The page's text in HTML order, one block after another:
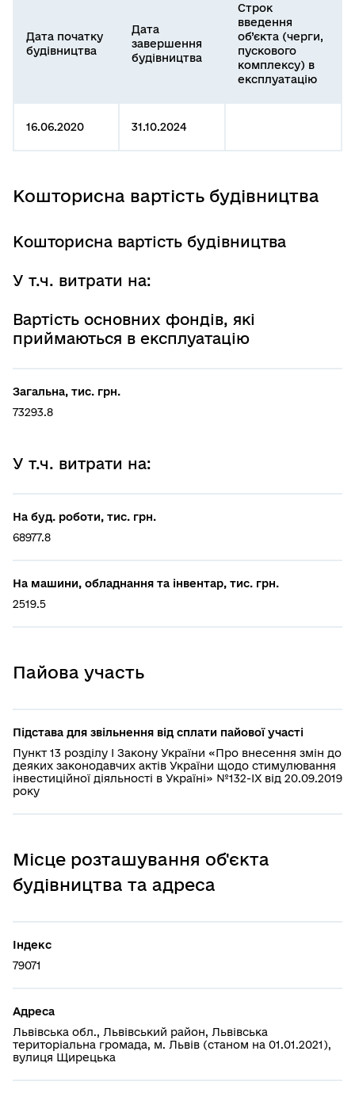
Дата початку
будівництва
Дата
завершення
будівництва
Строк
введення
об’єкта (черги,
пускового
комплексу) в
експлуатацію
16.06.2020 31.10.2024
Кошторисна вартість будівництва
Кошторисна вартість будівництва
У т.ч. витрати на:
Вартість основних фондів, які
приймаються в експлуатацію
Загальна, тис. грн.
73293.8
У т.ч. витрати на:
На буд. роботи, тис. грн.
68977.8
На машини, обладнання та інвентар, тис. грн.
2519.5
Пайова участь
Підстава для звільнення від сплати пайової участі
Пункт 13 розділу І Закону України «Про внесення змін до
деяких законодавчих актів України щодо стимулювання
інвестиційної діяльності в Україні» №132-IX від 20.09.2019
року
Місце розташування об'єкта
будівництва та адреса
Індекс
79071
Адреса
Львівська обл., Львівський район, Львівська
територіальна громада, м. Львів (станом на 01.01.2021),
вулиця Щирецька